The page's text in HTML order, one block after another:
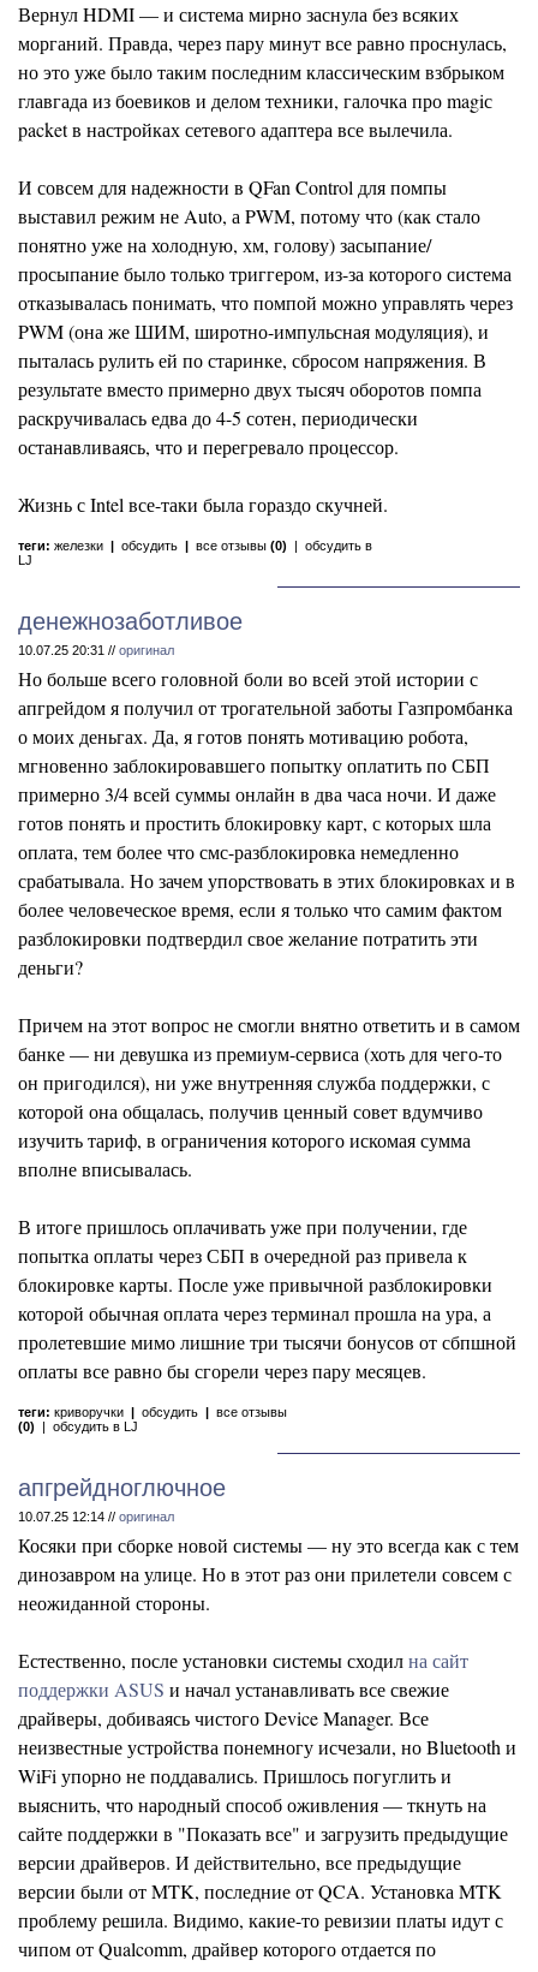
Вернул HDMI — и система мирно заснула без всяких
морганий. Правда, через пару минут все равно проснулась,
но это уже было таким последним классическим взбрыком
главгада из боевиков и делом техники, галочка про magiс
packet в настройках сетевого адаптера все вылечила.
И совсем для надежности в QFan Control для помпы
выставил режим не Auto, а PWM, потому что (как стало
понятно уже на холодную, хм, голову) засыпание/
просыпание было только триггером, из-за которого система
отказывалась понимать, что помпой можно управлять через
PWM (она же ШИМ, широтно-импульсная модуляция), и
пыталась рулить ей по старинке, сбросом напряжения. В
результате вместо примерно двух тысяч оборотов помпа
раскручивалась едва до 4-5 сотен, периодически
останавливаясь, что и перегревало процессор.
Жизнь с Intel все-таки была гораздо скучней.
теги: железки | обсудить | все отзывы (0) | обсудить в
LJ
денежнозаботливое
10.07.25 20:31 // оригинал
Но больше всего головной боли во всей этой истории с
апгрейдом я получил от трогательной заботы Газпромбанка
о моих деньгах. Да, я готов понять мотивацию робота,
мгновенно заблокировавшего попытку оплатить по СБП
примерно 3/4 всей суммы онлайн в два часа ночи. И даже
готов понять и простить блокировку карт, с которых шла
оплата, тем более что смс-разблокировка немедленно
срабатывала. Но зачем упорствовать в этих блокировках и в
более человеческое время, если я только что самим фактом
разблокировки подтвердил свое желание потратить эти
деньги?
Причем на этот вопрос не смогли внятно ответить и в самом
банке — ни девушка из премиум-сервиса (хоть для чего-то
он пригодился), ни уже внутренняя служба поддержки, с
которой она общалась, получив ценный совет вдумчиво
изучить тариф, в ограничения которого искомая сумма
вполне вписывалась.
В итоге пришлось оплачивать уже при получении, где
попытка оплаты через СБП в очередной раз привела к
блокировке карты. После уже привычной разблокировки
которой обычная оплата через терминал прошла на ура, а
пролетевшие мимо лишние три тысячи бонусов от сбпшной
оплаты все равно бы сгорели через пару месяцев.
теги: криворучки | обсудить | все отзывы
(0) | обсудить в LJ
апгрейдноглючное
10.07.25 12:14 // оригинал
Косяки при сборке новой системы — ну это всегда как с тем
динозавром на улице. Но в этот раз они прилетели совсем с
неожиданной стороны.
Естественно, после установки системы сходилна сайт
поддержки ASUS и начал устанавливать все свежие
драйверы, добиваясь чистого Device Manager. Все
неизвестные устройства понемногу исчезали, но Bluetooth и
WiFi упорно не поддавались. Пришлось погуглить и
выяснить, что народный способ оживления — ткнуть на
сайте поддержки в "Показать все" и загрузить предыдущие
версии драйверов. И действительно, все предыдущие
версии были от MTK, последние от QCA. Установка MTK
проблему решила. Видимо, какие-то ревизии платы идут с
чипом от Qualcomm, драйвер которого отдается по